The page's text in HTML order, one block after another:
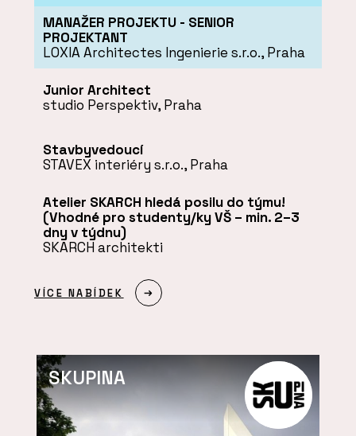
MANAŽER PROJEKTU - SENIOR
PROJEKTANT
LOXIA Architectes Ingenierie s.r.o., Praha
Junior Architect
studio Perspektiv, Praha
Stavbyvedoucí
STAVEX interiéry s.r.o., Praha
Atelier SKARCH hledá posilu do týmu!
(Vhodné pro studenty/ky VŠ – min. 2–3
dny v týdnu)
SKARCH architekti
VÍCE NABÍDEK
SKUPINA